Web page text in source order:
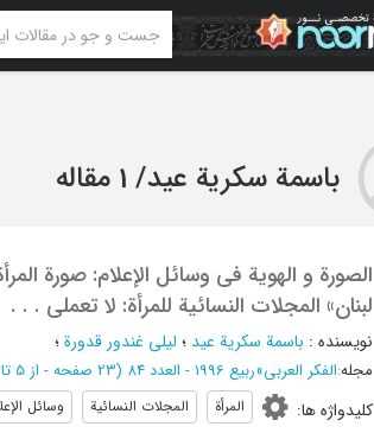
باسمة سکریة عید/ 1 مقاله
الصورة و الهویة فی وسائل الإعلام: صورة
لبنان» المجلات النسائیة للمرأة: لا تعملی . . .
نویسنده : باسمة سکریة عید ؛ لیلی غندور قدورة؛
مجله:الفکر العربی»ربیع 1996 - العدد 84 (‎23 صفحه - از 5 تا 27
کلیدواژه ها: المرأة المجلات النسائیة وسائل